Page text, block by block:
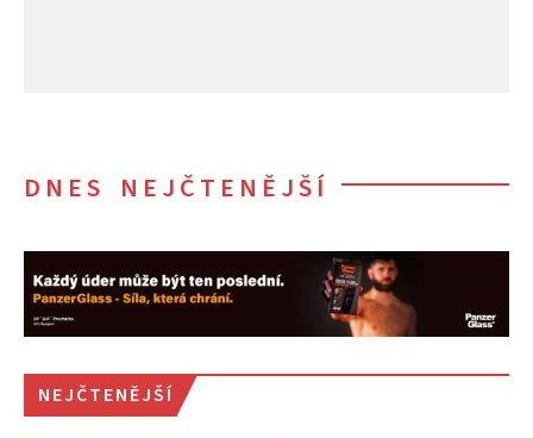
DNES NEJČTENĚJŠÍ
NEJČTENĚJŠÍ